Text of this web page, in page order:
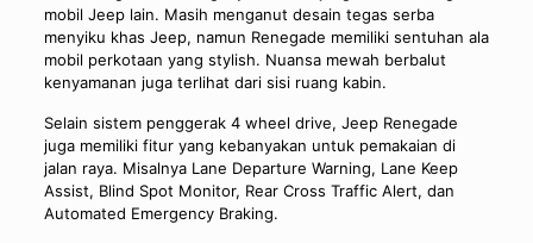
mobil Jeep lain. Masih menganut desain tegas serba
menyiku khas Jeep, namun Renegade memiliki sentuhan ala
mobil perkotaan yang stylish. Nuansa mewah berbalut
kenyamanan juga terlihat dari sisi ruang kabin.
Selain sistem penggerak 4 wheel drive, Jeep Renegade
juga memiliki fitur yang kebanyakan untuk pemakaian di
jalan raya. Misalnya Lane Departure Warning, Lane Keep
Assist, Blind Spot Monitor, Rear Cross Traffic Alert, dan
Automated Emergency Braking.